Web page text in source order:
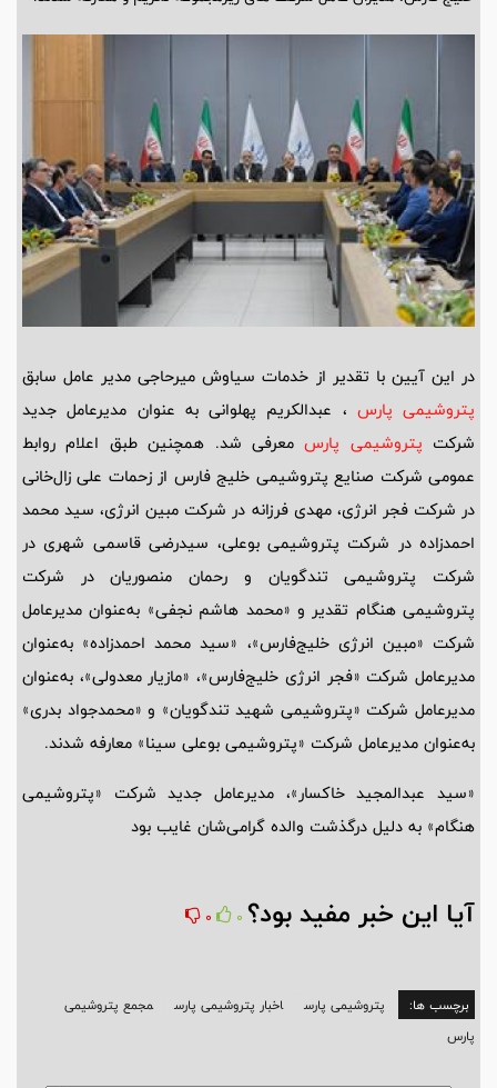
در این آیین با تقدیر از خدمات سیاوش میرحاجی مدیر عامل سابق
پتروشیمی پارس ، عبدالکریم پهلوانی به عنوان مدیرعامل جدید
شرکت پتروشیمی پارسمعرفی شد. همچنین طبق اعلام روابط
عمومی شرکت صنایع پتروشیمی خلیج فارس از زحمات علی زال‌خانی
در شرکت فجر انرژی، مهدی فرزانه در شرکت مبین انرژی، سید محمد
احمدزاده در شرکت پتروشیمی بوعلی، سیدرضی قاسمی شهری در
شرکت پتروشیمی تندگویان و رحمان منصوریان در شرکت
پتروشیمی هنگام تقدیر و «محمد هاشم نجفی» به‌عنوان مدیرعامل
شرکت «مبین انرژی خلیج‌فارس»، «سید محمد احمدزاده» به‌عنوان
مدیرعامل شرکت «فجر انرژی خلیج‌فارس»، «مازیار معدولی»، به‌عنوان
مدیرعامل شرکت «پتروشیمی شهید تندگویان» و «محمدجواد بدری»
به‌عنوان مدیرعامل شرکت «پتروشیمی بوعلی سینا» معارفه شدند.
«سید عبدالمجید خاکسار»، مدیرعامل جدید شرکت «پتروشیمی
هنگام» به دلیل درگذشت والده گرامی‌شان غایب بود
آیا این خبر مفید بود؟ 0
0
برچسب ها: پتروشیمی پارس اخبار پتروشیمی پارس
مجمع پتروشیمی
پارس